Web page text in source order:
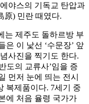
야스의 기독교 탄압과
原) 민란 때였다.
는 제주도 돌하르방 부
은 이 낯선 ‘수문장’ 앞
사진을 찍기도 한다.
도의 교류사’임을 증
먼저 눈에 띄는 전시
복제품이다. 7세기 중
에 처음 율령 국가가